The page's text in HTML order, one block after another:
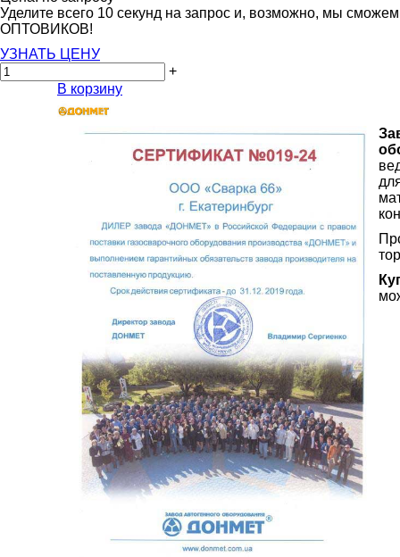
Уделите всего 10 секунд на запрос и, возможно, мы
ОПТОВИКОВ!
УЗНАТЬ ЦЕНУ
+
В корзину